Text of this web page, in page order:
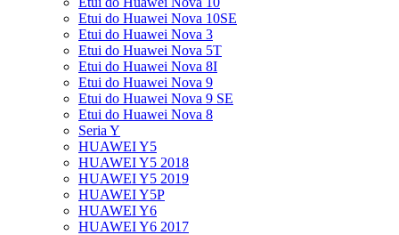
Etui do Huawei Nova 10SE
Etui do Huawei Nova 3
Etui do Huawei Nova 5T
Etui do Huawei Nova 8I
Etui do Huawei Nova 9
Etui do Huawei Nova 9 SE
Etui do Huawei Nova 8
Seria Y
HUAWEI Y5
HUAWEI Y5 2018
HUAWEI Y5 2019
HUAWEI Y5P
HUAWEI Y6
HUAWEI Y6 2017